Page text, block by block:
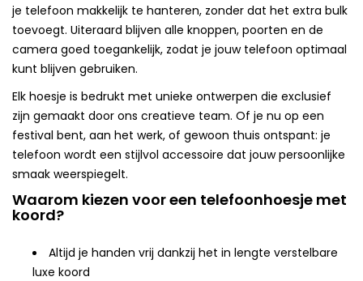
je telefoon makkelijk te hanteren, zonder dat het extra bulk
toevoegt. Uiteraard blijven alle knoppen, poorten en de
camera goed toegankelijk, zodat je jouw telefoon optimaal
kunt blijven gebruiken.
Elk hoesje is bedrukt met unieke ontwerpen die exclusief
zijn gemaakt door ons creatieve team. Of je nu op een
festival bent, aan het werk, of gewoon thuis ontspant: je
telefoon wordt een stijlvol accessoire dat jouw persoonlijke
smaak weerspiegelt.
Waarom kiezen voor een telefoonhoesje met
koord?
Altijd je handen vrij dankzij het in lengte verstelbare
luxe koord